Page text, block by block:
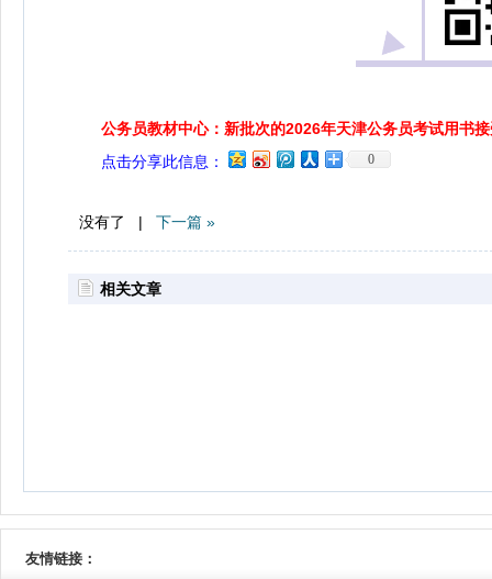
公务员教材中心：新批次的2026年天津公务员考试用书
点击分享此信息：
0
没有了 | 下一篇 »
相关文章
友情链接：